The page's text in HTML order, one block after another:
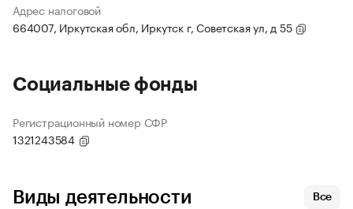
Адрес налоговой
664007, Иркутская обл, Иркутск г, Советская ул, д 55
Социальные фонды
Регистрационный номер СФР
1321243584
Виды деятельности Все